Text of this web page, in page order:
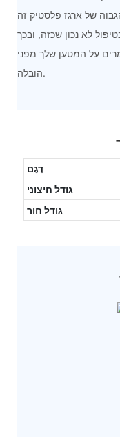
של ארגז פלסטיק זה
לא נכון שכזה, ובכך
על המטען שלך מפני
הובלה.
דֶגֶם
גודל חיצוני
גודל חור